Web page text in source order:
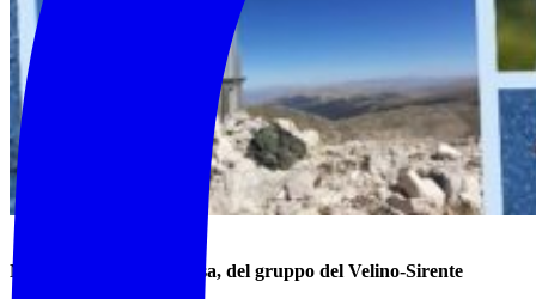
Montagne della Duchessa, del gruppo del Velino-Sirente